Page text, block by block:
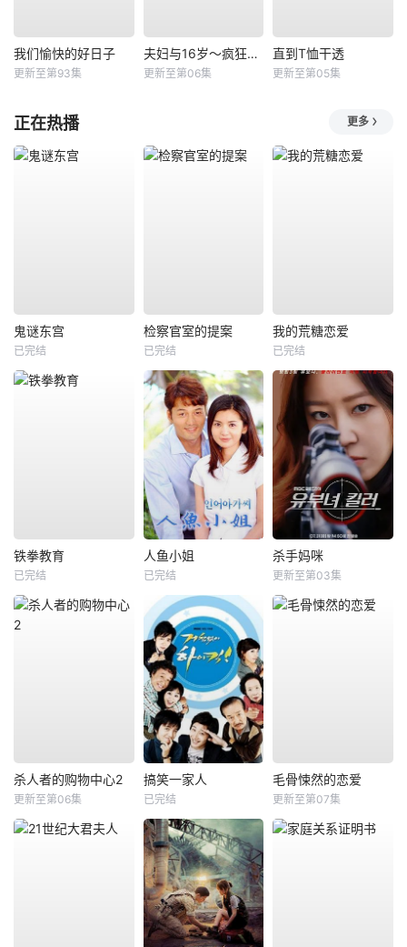
我们愉快的好日子
更新至第93集
夫妇与16岁～疯狂的邻居～
更新至第06集
直到T恤干透
更新至第05集
正在热播 更多
鬼谜东宫
已完结
检察官室的提案
已完结
我的荒糖恋爱
已完结
铁拳教育
已完结
人鱼小姐
已完结
杀手妈咪
更新至第03集
杀人者的购物中心2
更新至第06集
搞笑一家人
已完结
毛骨悚然的恋爱
更新至第07集